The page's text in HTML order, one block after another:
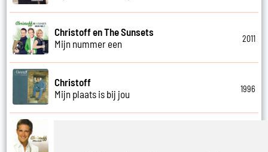
Christoff en The Sunsets
Mijn nummer een
2011
Christoff
Mijn plaats is bij jou
1996